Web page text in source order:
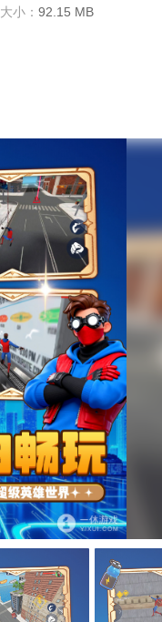
大小： 92.15 MB